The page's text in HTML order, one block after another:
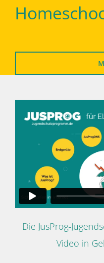
Die JusProg-
Video in